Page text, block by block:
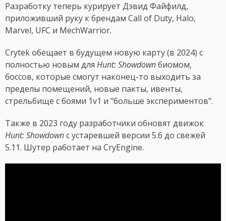
Разработку теперь курирует Дэвид Файфилд,
приложивший руку к брендам Call of Duty, Halo,
Marvel, UFC и MechWarrior.
Crytek обещает в будущем новую карту (в 2024) с
полностью новым для Hunt: Showdownбиомом,
боссов, которые смогут наконец-то выходить за
пределы помещений, новые пакты, ивенты,
стрельбище с боями 1v1 и "больше экспериментов".
Также в 2023 году разработчики обновят движок
Hunt: Showdownс устаревшей версии 5.6 до свежей
5.11. Шутер работает на CryEngine.